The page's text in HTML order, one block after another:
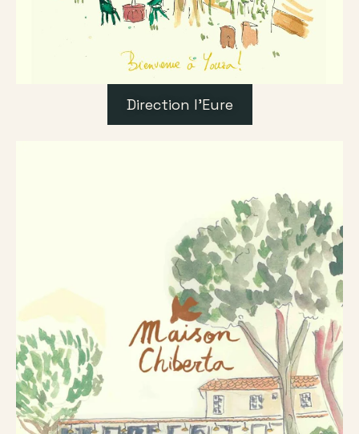
Direction l'Eure